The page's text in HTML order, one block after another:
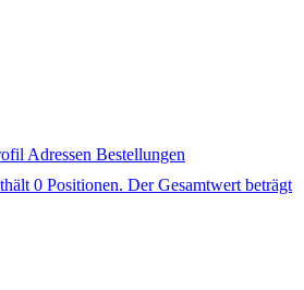
Adressen Bestellungen
0 Positionen. Der Gesamtwert beträgt